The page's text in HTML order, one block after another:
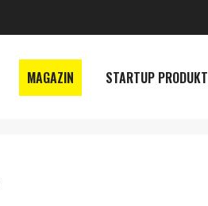
MAGAZIN STARTUP